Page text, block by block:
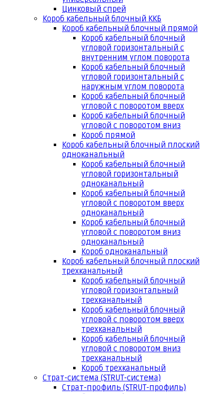
Цинковый спрей
Короб кабельный блочный ККБ
Короб кабельный блочный прямой
Короб кабельный блочный
угловой горизонтальный с
внутренним углом поворота
Короб кабельный блочный
угловой горизонтальный с
наружным углом поворота
Короб кабельный блочный
угловой с поворотом вверх
Короб кабельный блочный
угловой с поворотом вниз
Короб прямой
Короб кабельный блочный плоский
одноканальный
Короб кабельный блочный
угловой горизонтальный
одноканальный
Короб кабельный блочный
угловой с поворотом вверх
одноканальный
Короб кабельный блочный
угловой с поворотом вниз
одноканальный
Короб одноканальный
Короб кабельный блочный плоский
трехканальный
Короб кабельный блочный
угловой горизонтальный
трехканальный
Короб кабельный блочный
угловой с поворотом вверх
трехканальный
Короб кабельный блочный
угловой с поворотом вниз
трехканальный
Короб трехканальный
Страт-система (STRUT-система)
Страт-профиль (STRUT-профиль)